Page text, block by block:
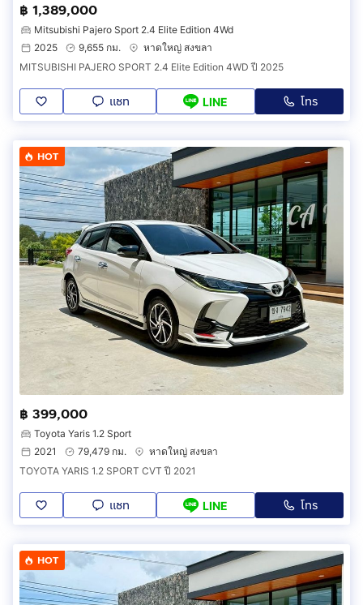
฿ 1,389,000
Mitsubishi Pajero Sport 2.4 Elite Edition 4Wd
2025
9,655 กม.
หาดใหญ่ สงขลา
MITSUBISHI PAJERO SPORT 2.4 Elite Edition 4WD ปี 2025
แชท LINE โทร
HOT
฿ 399,000
Toyota Yaris 1.2 Sport
2021
79,479 กม.
หาดใหญ่ สงขลา
TOYOTA YARIS 1.2 SPORT CVT ปี 2021
แชท LINE โทร
HOT